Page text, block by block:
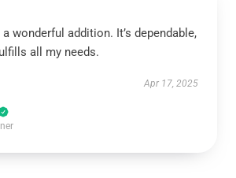
wonderful addition. It’s dependable,
all my needs.
Apr 17, 2025